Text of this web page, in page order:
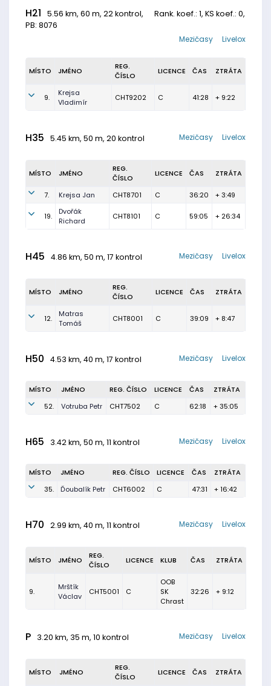
H21 5.56 km, 60 m, 22 kontrol, Rank. koef.: 1, KS koef.: 0,
PB: 8076
Livelox
Mezičasy
MÍSTO JMÉNO
REG.
ČÍSLO
LICENCE ČAS ZTRÁTA
9.
Krejsa
Vladimír
CHT9202 C 41:28 + 9:22
H35 5.45 km, 50 m, 20 kontrol Livelox
Mezičasy
MÍSTO JMÉNO
REG.
ČÍSLO
LICENCE ČAS ZTRÁTA
7. Krejsa Jan CHT8701 C 36:20 + 3:49
19.
Dvořák
Richard
CHT8101 C 59:05 + 26:34
H45 4.86 km, 50 m, 17 kontrol Livelox
Mezičasy
MÍSTO JMÉNO
REG.
ČÍSLO
LICENCE ČAS ZTRÁTA
12.
Matras
Tomáš
CHT8001 C 39:09 + 8:47
H50 4.53 km, 40 m, 17 kontrol Livelox
Mezičasy
MÍSTO JMÉNO REG. ČÍSLO LICENCE ČAS
ZTRÁTA
52.
Votruba Petr CHT7502 C 62:18 + 35:05
H65 3.42 km, 50 m, 11 kontrol Livelox
Mezičasy
MÍSTO JMÉNO REG. ČÍSLO LICENCE ČAS
ZTRÁTA
35.
Ďoubalík Petr CHT6002 C 47:31 + 16:42
H70 2.99 km, 40 m, 11 kontrol Livelox
Mezičasy
MÍSTO JMÉNO
REG.
ČÍSLO
LICENCE KLUB ČAS ZTRÁTA
9.
Mrštík
Václav
CHT5001 C
OOB
SK
Chrast
32:26 + 9:12
P 3.20 km, 35 m, 10 kontrol Livelox
Mezičasy
MÍSTO JMÉNO
REG.
ČÍSLO
LICENCE ČAS ZTRÁTA